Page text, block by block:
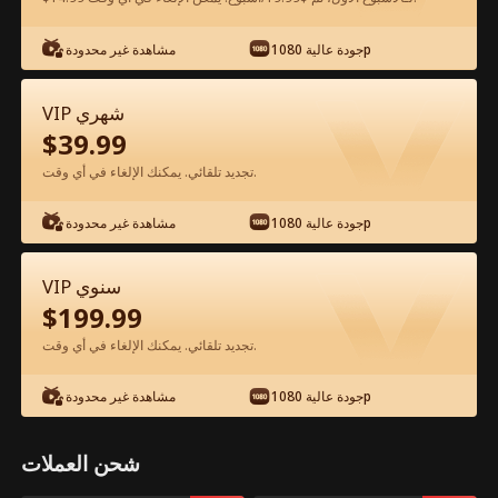
شاهد مجانًا في التطبيق
الحلقة 50 - نحو المجد والسلطة الفيلم كامل
1-50 51-74 جميع الحلقات
مشاهدة غير محدودة جودة عالية 1080p
VIP شهري
$39.99
تجديد تلقائي. يمكنك الإلغاء في أي وقت.
مشاهدة غير محدودة جودة عالية 1080p
VIP سنوي
$199.99
تجديد تلقائي. يمكنك الإلغاء في أي وقت.
مشاهدة غير محدودة جودة عالية 1080p
شحن العملات